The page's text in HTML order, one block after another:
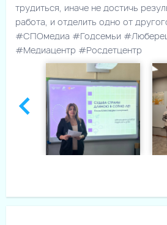
трудиться, иначе не достичь
работа, и отделить одно от
#СПОмедиа #Годсемьи
#Медиацентр #Росдетцентр